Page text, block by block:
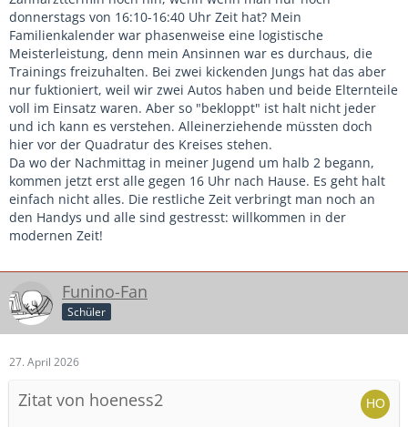
donnerstags von 16:10-16:40 Uhr Zeit hat? Mein
Familienkalender war phasenweise eine logistische
Meisterleistung, denn mein Ansinnen war es durchaus, die
Trainings freizuhalten. Bei zwei kickenden Jungs hat das aber
nur fuktioniert, weil wir zwei Autos haben und beide Elternteile
voll im Einsatz waren. Aber so "bekloppt" ist halt nicht jeder
und ich kann es verstehen. Alleinerziehende müssten doch
hier vor der Quadratur des Kreises stehen.
Da wo der Nachmittag in meiner Jugend um halb 2 begann,
kommen jetzt erst alle gegen 16 Uhr nach Hause. Es geht halt
einfach nicht alles. Die restliche Zeit verbringt man noch an
den Handys und alle sind gestresst: willkommen in der
modernen Zeit!
Funino-Fan
Schüler
27. April 2026
Zitat von hoeness2